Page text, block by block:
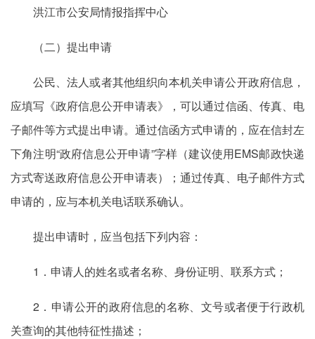
洪江市公安局情报指挥中心
（二）提出申请
公民、法人或者其他组织向本机关申请公开政府信息，
应填写《政府信息公开申请表》，可以通过信函、传真、电
子邮件等方式提出申请。通过信函方式申请的，应在信封左
下角注明“政府信息公开申请”字样（建议使用EMS邮政快递
方式寄送政府信息公开申请表）；通过传真、电子邮件方式
申请的，应与本机关电话联系确认。
提出申请时，应当包括下列内容：
1．申请人的姓名或者名称、身份证明、联系方式；
2．申请公开的政府信息的名称、文号或者便于行政机
关查询的其他特征性描述；